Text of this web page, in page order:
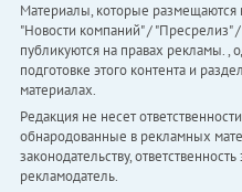
Материалы, которые размещаются
"Новости компаний" / "Пресрелиз"
публикуются на правах рекламы. ,
подготовке этого контента и
материалах.
Редакция не несет
обнародованные в рекламных
законодательству,
рекламодатель.